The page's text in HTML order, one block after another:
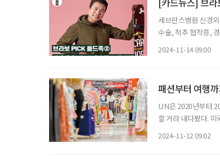
세브란스병원 신경
수술, 척추 협착증,
2024-11-14 09:00
패션부터 여행
UN은 2020년부터
할 거라 내다봤다.
2024-11-12 09:02